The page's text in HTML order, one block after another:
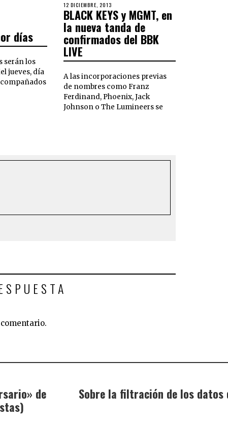
días
serán los
jueves, día
12 DICIEMBRE, 2013
BLACK KEYS y MGMT, en
la nueva tanda de
confirmados del BBK
LIVE
A las incorporaciones previas
de nombres como Franz
Ferdinand, Phoenix, Jack
Johnson o The Lumineers se
de
Sobre la filtración de los datos